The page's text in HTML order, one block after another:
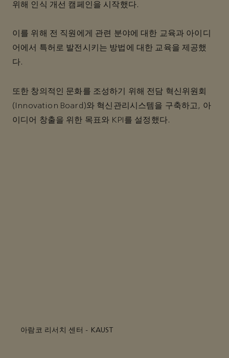
위해 인식 개선 캠페인을 시작했다.
이를 위해 전 직원에게 관련 분야에 대한 교육과 아이디
어에서 특허로 발전시키는 방법에 대한 교육을 제공했
다.
또한 창의적인 문화를 조성하기 위해 전담 혁신위원회
(Innovation Board)와 혁신관리시스템을 구축하고, 아
이디어 창출을 위한 목표와 KPI를 설정했다.
아람코 리서치 센터 - KAUST